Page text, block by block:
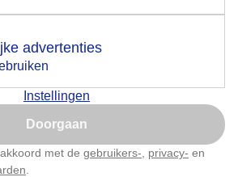
advertenties
Instellingen
Doorgaan
met de gebruikers- privacy- en
16-09-2025, 93x bekeken
Wind
toon de popup
niet, misschien later
hierom dit aan te passen